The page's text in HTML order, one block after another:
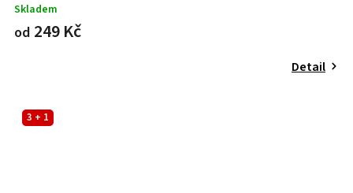
Skladem
od 249 Kč
Detail
3 + 1